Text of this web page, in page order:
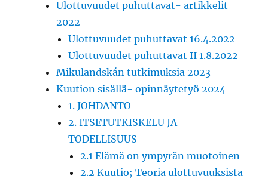
Ulottuvuudet puhuttavat- artikkelit
2022
Ulottuvuudet puhuttavat 16.4.2022
Ulottuvuudet puhuttavat II 1.8.2022
Mikulandskán tutkimuksia 2023
Kuution sisällä- opinnäytetyö 2024
1. JOHDANTO
2. ITSETUTKISKELU JA
TODELLISUUS
2.1 Elämä on ympyrän muotoinen
2.2 Kuutio; Teoria ulottuvuuksista